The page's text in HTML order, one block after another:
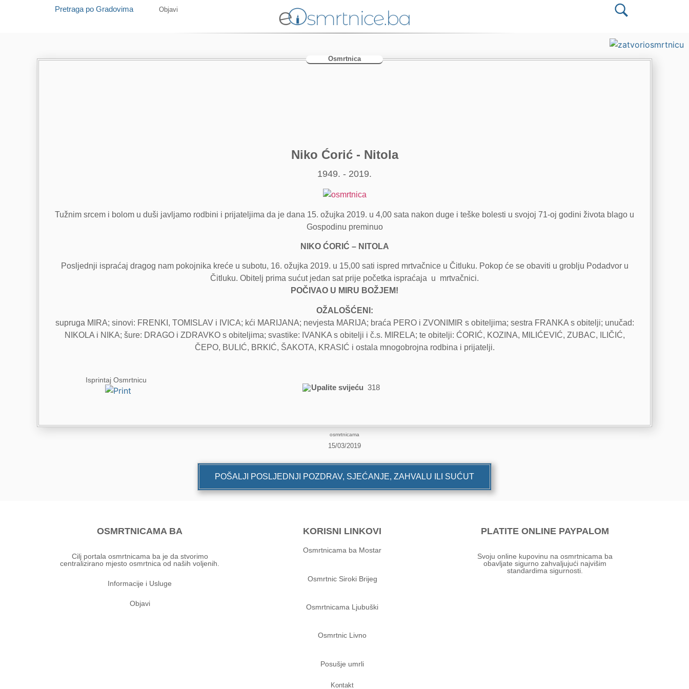
Pretraga po Gradovima Objavi
Osmrtnica
Niko Ćorić - Nitola
1949. - 2019.
Tužnim srcem i bolom u duši javljamo rodbini i prijateljima da je dana 15. ožujka 2019. u 4,00 sata nakon duge i teške bolesti u svojoj 71-oj godini života blago u
Gospodinu preminuo
NIKO ĆORIĆ – NITOLA
Posljednji ispraćaj dragog nam pokojnika kreće u subotu, 16. ožujka 2019. u 15,00 sati ispred mrtvačnice u Čitluku. Pokop će se obaviti u groblju Podadvor u
Čitluku. Obitelj prima sućut jedan sat prije početka ispraćaja u mrtvačnici.
POČIVAO U MIRU BOŽJEM!
OŽALOŠĆENI:
supruga MIRA; sinovi: FRENKI, TOMISLAV i IVICA; kći MARIJANA; nevjesta MARIJA; braća PERO i ZVONIMIR s obiteljima; sestra FRANKA s obitelji; unučad:
NIKOLA i NIKA; šure: DRAGO i ZDRAVKO s obiteljima; svastike: IVANKA s obitelji i č.s. MIRELA; te obitelji: ĆORIĆ, KOZINA, MILIĆEVIĆ, ZUBAC, ILIČIĆ,
ČEPO, BULIĆ, BRKIĆ, ŠAKOTA, KRASIĆ i ostala mnogobrojna rodbina i prijatelji.
Isprintaj Osmrtnicu
Upalite svijeću 318
osmrtnicama
15/03/2019
POŠALJI POSLJEDNJI POZDRAV, SJEĆANJE, ZAHVALU ILI SUĆUT
OSMRTNICAMA BA
Cilj portala osmrtnicama ba je da stvorimo
centralizirano mjesto osmrtnica od naših voljenih.
Informacije i Usluge
Objavi
KORISNI LINKOVI
Osmrtnicama ba Mostar
Osmrtnic Siroki Brijeg
Osmrtnicama Ljubuški
Osmrtnic Livno
Posušje umrli
Kontakt
PLATITE ONLINE PAYPALOM
Svoju online kupovinu na osmrtnicama ba
obavljate sigurno zahvaljujući najvišim
standardima sigurnosti.